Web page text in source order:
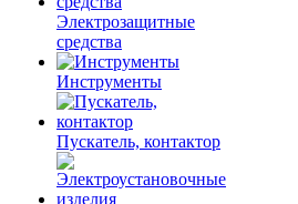
Электрозащитные
средства
Инструменты
Пускатель, контактор